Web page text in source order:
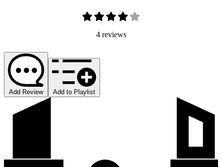
4 reviews
Add Review Add to Playlist